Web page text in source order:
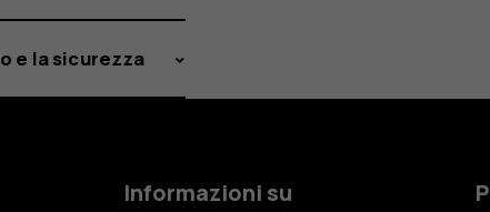
e la sicurezza
Informazioni su